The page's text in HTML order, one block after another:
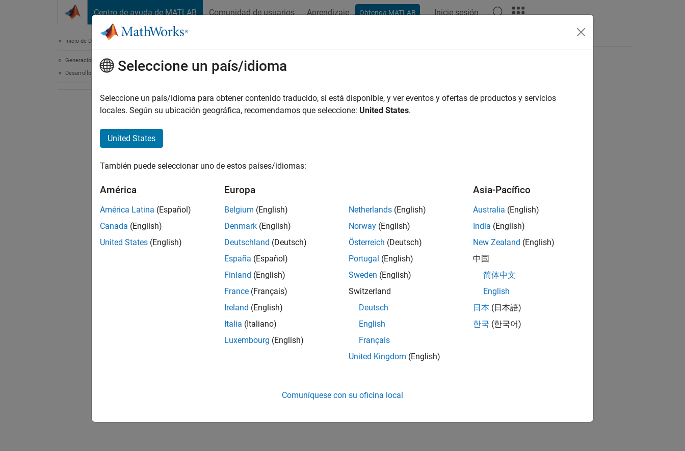
Centro de ayuda de MATLAB Comunidad de usuarios Aprendizaje Obtenga MATLAB Inicie sesión
Inicio de Documentación
Generación de código
Desarrollo de FPGA, ASIC y SoC
¿Qué tan útil fue esta traducción?
Seleccione un país/idioma
Seleccione un país/idioma para obtener contenido traducido, si está disponible, y ver eventos y ofertas de productos y servicios
locales. Según su ubicación geográfica, recomendamos que seleccione: United States.
United States
También puede seleccionar uno de estos países/idiomas:
América
América Latina (Español)
Canada (English)
United States (English)
Europa
Belgium (English)
Denmark (English)
Deutschland (Deutsch)
España (Español)
Finland (English)
France (Français)
Ireland (English)
Italia (Italiano)
Luxembourg (English)
Netherlands (English)
Norway (English)
Österreich (Deutsch)
Portugal (English)
Sweden (English)
Switzerland
Deutsch
English
Français
United Kingdom (English)
Asia-Pacífico
Australia (English)
India (English)
New Zealand (English)
中国
简体中文
English
日本 (日本語)
한국 (한국어)
Comuníquese con su oficina local